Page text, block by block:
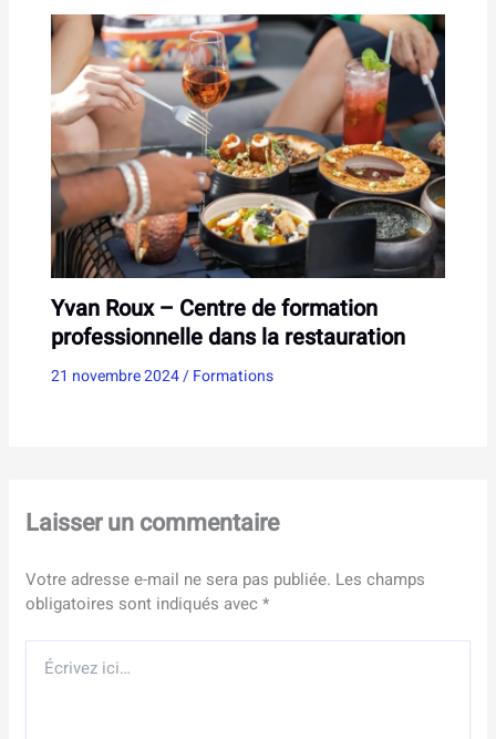
Yvan Roux – Centre de formation
professionnelle dans la restauration
21 novembre 2024/Formations
Laisser un commentaire
Votre adresse e-mail ne sera pas publiée. Les champs
obligatoires sont indiqués avec*
ici…